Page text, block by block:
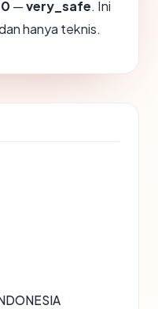
—very_safe. Ini
hanya teknis.